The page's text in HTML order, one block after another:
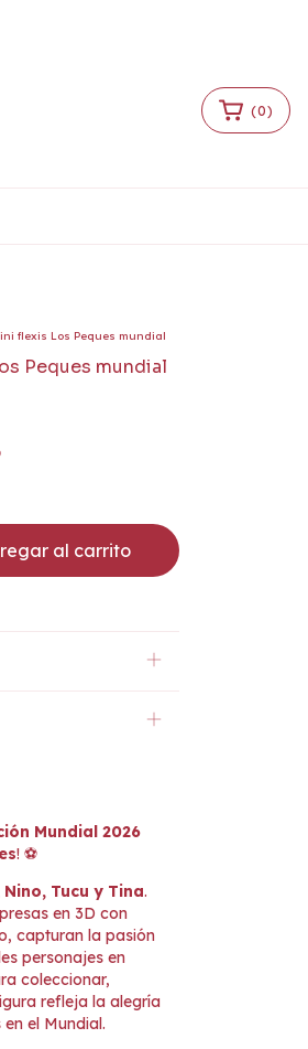
(0)
flexis Los Peques mundial
Peques mundial
Mundial 2026
! ⚽️
Nino, Tucu y Tina.
en 3D con
capturan la pasión
personajes en
coleccionar,
refleja la alegría
el Mundial.